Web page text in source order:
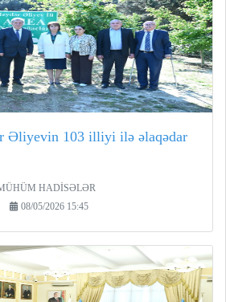
Əliyevin 103 illiyi ilə əlaqədar
HADİSƏLƏR
08/05/2026 15:45